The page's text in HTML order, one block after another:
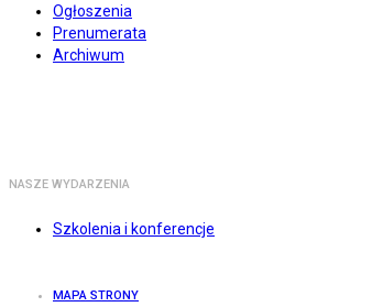
Ogłoszenia
Prenumerata
Archiwum
NASZE WYDARZENIA
Szkolenia i konferencje
MAPA STRONY